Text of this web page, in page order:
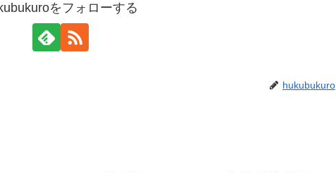
をフォローする
hukubukuro